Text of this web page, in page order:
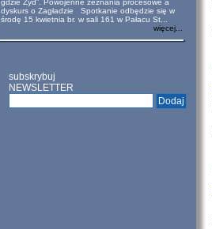
gdzie Żyd”. Powojenne zeznania procesowe a
dyskurs o Zagładzie Spotkanie odbędzie się w
środę 15 kwietnia br. w sali 161 w Pałacu St...
więcej...
subskrybuj
NEWSLETTER